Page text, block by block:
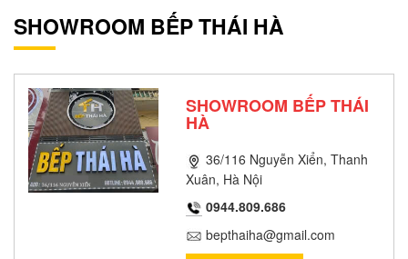
SHOWROOM BẾP THÁI HÀ
SHOWROOM BẾP THÁI
HÀ
36/116 Nguyễn Xiển, Thanh
Xuân, Hà Nội
0944.809.686
bepthaiha@gmail.com